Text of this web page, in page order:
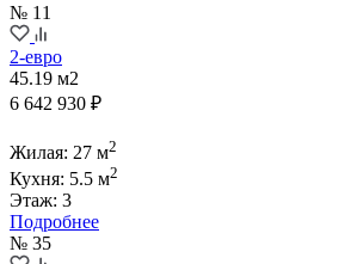
№ 11
2-евро
45.19 м2
6 642 930 ₽
Жилая: 27 м2
Кухня: 5.5 м2
Этаж: 3
Подробнее
№ 35